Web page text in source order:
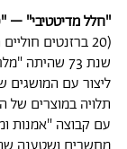
''חלל מדיטטיבי" –
(20 ברזנטים חוליים היוצרים חלל מעגלי בתוך חלל עירוני).
שנת 73
ליצור עם המושגים
תלויה במוצרים של
עם קבוצה "אמנות